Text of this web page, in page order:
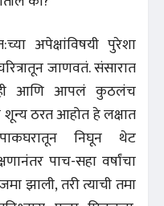
अपेक्षांविषयी पुरेशा
जाणवतं. संसारात
आणि आपलं कुठलंच
ठरत आहोत हे लक्षात
निघून थेट
पाच-सहा वर्षांचा
झाली, तरी त्याची तमा